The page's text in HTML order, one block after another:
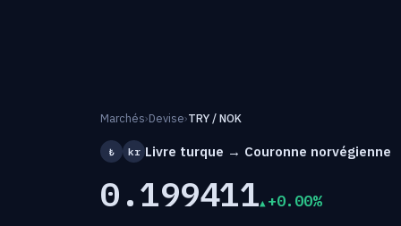
Marchés›Devise›TRY / NOK
₺ kr Livre turque → Couronne norvégienne
0.199411 +0.00%